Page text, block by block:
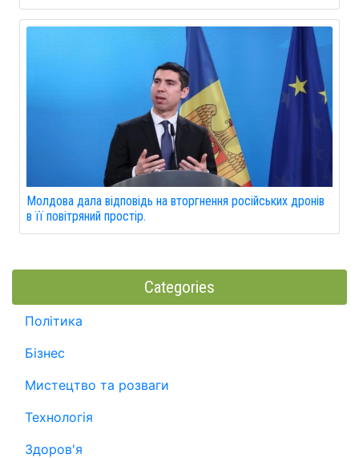
Молдова дала відповідь на вторгнення російських дронів
в її повітряний простір.
Categories
Політика
Бізнес
Мистецтво та розваги
Технологія
Здоров'я